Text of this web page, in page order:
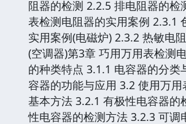
阻器的检测 2.2.5 排电阻器的检
表检测电阻器的实用案例 2.3.1
实用案例(电磁炉) 2.3.2 热敏电
(空调器)第3章 巧用万用表检测
的种类特点 3.1.1 电容器的分类
容器的功能与应用 3.2 使用万
基本方法 3.2.1 有极性电容器的
性电容器的检测方法 3.2.3 可调